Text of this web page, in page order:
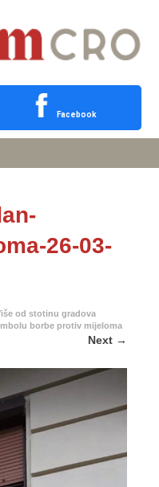
Facebook
26-03-
od stotinu gradova
borbe protiv mijeloma
Next →